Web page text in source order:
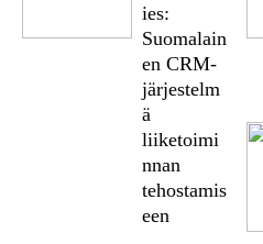
ies:
Suomalain
en CRM-
järjestelm
ä
liiketoimi
nnan
tehostamis
een